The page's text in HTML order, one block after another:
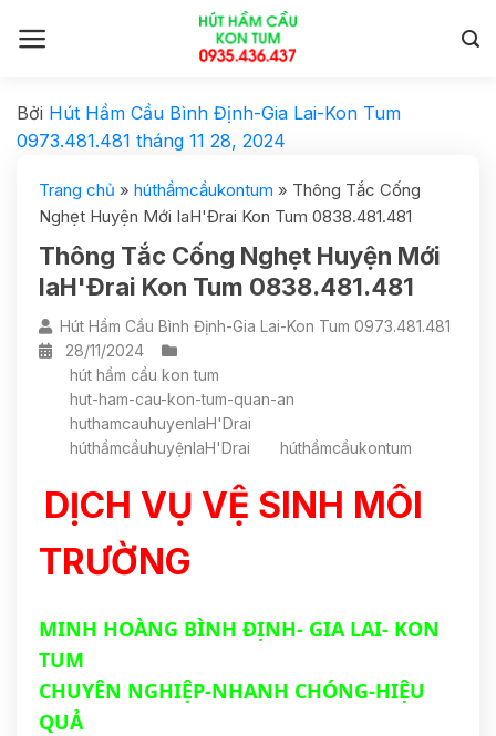
Bởi Hút Hầm Cầu Bình Định-Gia Lai-Kon Tum
0973.481.481 tháng 11 28, 2024
Trang chủ » húthầmcầukontum » Thông Tắc Cống
Nghẹt Huyện Mới IaH'Đrai Kon Tum 0838.481.481
Thông Tắc Cống Nghẹt Huyện Mới
IaH'Đrai Kon Tum 0838.481.481
Hút Hầm Cầu Bình Định-Gia Lai-Kon Tum 0973.481.481
28/11/2024
hút hầm cầu kon tum
hut-ham-cau-kon-tum-quan-an
huthamcauhuyenIaH'Drai
húthầmcầuhuyệnIaH'Drai
húthầmcầukontum
DỊCH VỤ VỆ SINH MÔI
TRƯỜNG
MINH HOÀNG BÌNH ĐỊNH- GIA LAI- KON
TUM
CHUYÊN NGHIỆP-NHANH CHÓNG-HIỆU
QUẢ